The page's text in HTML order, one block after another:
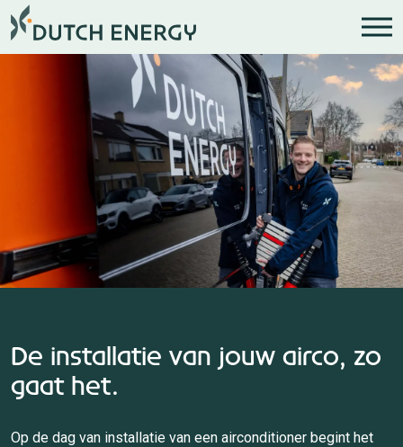
De installatie van jouw airco, zo
gaat het.
Op de dag van installatie van een airconditioner begint het